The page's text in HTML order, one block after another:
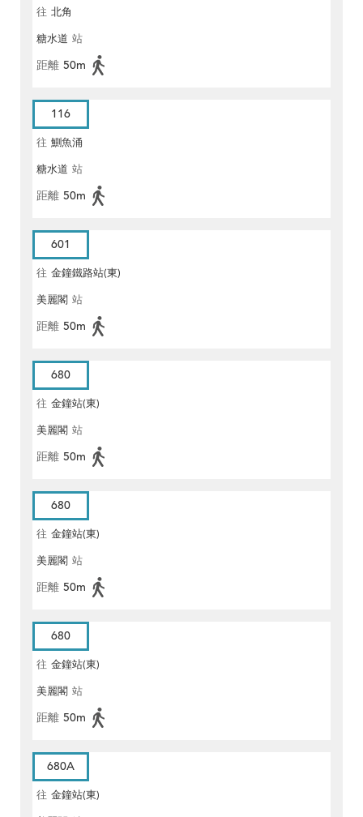
往 北角
糖水道 站
距離 50m
116
往 鰂魚涌
糖水道 站
距離 50m
601
往 金鐘鐵路站(東)
美麗閣 站
距離 50m
680
往 金鐘站(東)
美麗閣 站
距離 50m
680
往 金鐘站(東)
美麗閣 站
距離 50m
680
往 金鐘站(東)
美麗閣 站
距離 50m
680A
往 金鐘站(東)